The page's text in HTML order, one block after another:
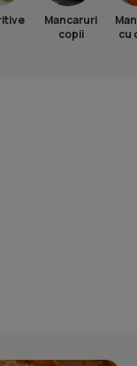
Mancaruri
copii
cu